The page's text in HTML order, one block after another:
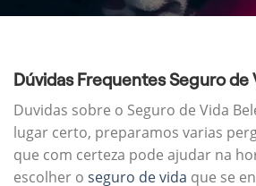
Dúvidas Frequentes Seguro de
Duvidas sobre o Seguro de Vida
lugar certo, preparamos varias
que com certeza pode ajudar na
escolher o seguro de vida que se